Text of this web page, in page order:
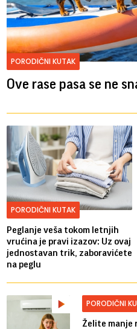
PORODIČNI KUTAK
Ove rase pasa se ne
PORODIČNI KUTAK
Peglanje veša tokom letnjih
vrućina je pravi izazov: Uz ovaj
jednostavan trik, zaboravićete
na peglu
PORODIČNI
Želite manje